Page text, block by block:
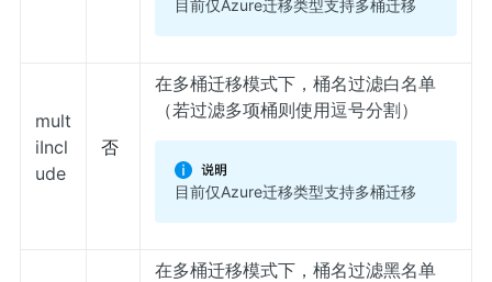
目前仅Azure迁移类型支持多桶迁移
mult
iIncl
ude
否
在多桶迁移模式下，桶名过滤白名单
（若过滤多项桶则使用逗号分割）
目前仅Azure迁移类型支持多桶迁移
在多桶迁移模式下，桶名过滤黑名单